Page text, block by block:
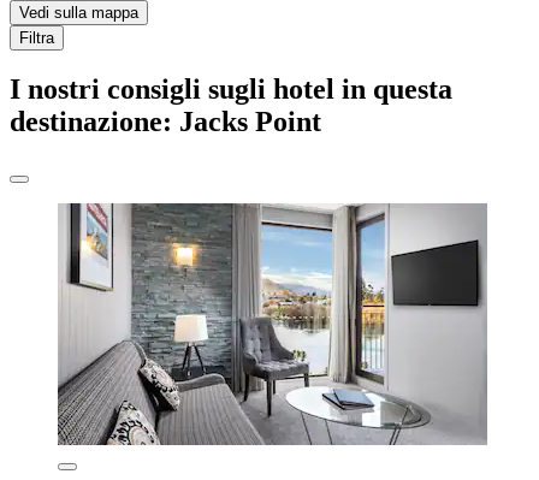
Vedi sulla mappa
Filtra
I nostri consigli sugli hotel in questa
destinazione: Jacks Point